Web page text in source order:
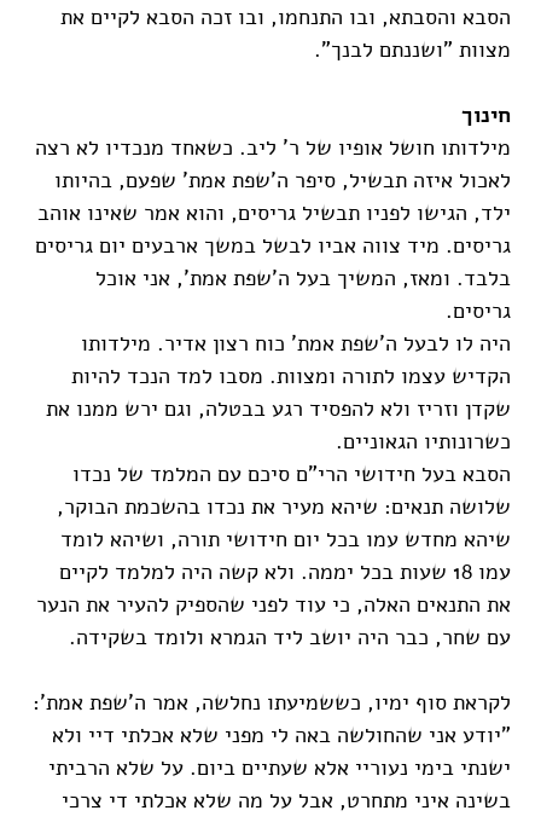
הסבא והסבתא, ובו התנחמו, ובו זכה הסבא לקיים את
מצוות "ושננתם לבנך".
חינוך
מילדותו חושל אופיו של ר' ליב. כשאחד מנכדיו לא רצה
לאכול איזה תבשיל, סיפר ה'שפת אמת' שפעם, בהיותו
ילד, הגישו לפניו תבשיל גריסים, והוא אמר שאינו אוהב
גריסים. מיד צווה אביו לבשל במשך ארבעים יום גריסים
בלבד. ומאז, המשיך בעל ה'שפת אמת', אני אוכל
גריסים.
היה לו לבעל ה'שפת אמת' כוח רצון אדיר. מילדותו
הקדיש עצמו לתורה ומצוות. מסבו למד הנכד להיות
שקדן וזריז ולא להפסיד רגע בבטלה, וגם ירש ממנו את
כשרונותיו הגאוניים.
הסבא בעל חידושי הרי"ם סיכם עם המלמד של נכדו
שלושה תנאים: שיהא מעיר את נכדו בהשכמת הבוקר,
שיהא מחדש עמו בכל יום חידושי תורה, ושיהא לומד
עמו 18 שעות בכל יממה. ולא קשה היה למלמד לקיים
את התנאים האלה, כי עוד לפני שהספיק להעיר את הנער
עם שחר, כבר היה יושב ליד הגמרא ולומד בשקידה.
לקראת סוף ימיו, כששמיעתו נחלשה, אמר ה'שפת אמת':
"יודע אני שהחולשה באה לי מפני שלא אכלתי דיי ולא
ישנתי בימי נעוריי אלא שעתיים ביום. על שלא הרביתי
בשינה איני מתחרט, אבל על מה שלא אכלתי די צרכי